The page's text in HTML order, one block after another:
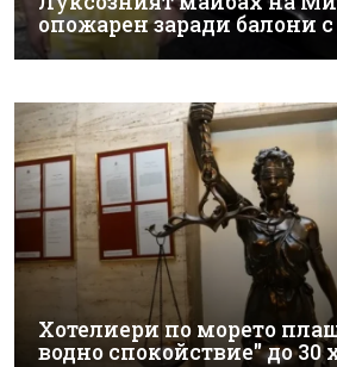
опожарен заради балони
Хотелиери по морето
водно спокойствие" до 30